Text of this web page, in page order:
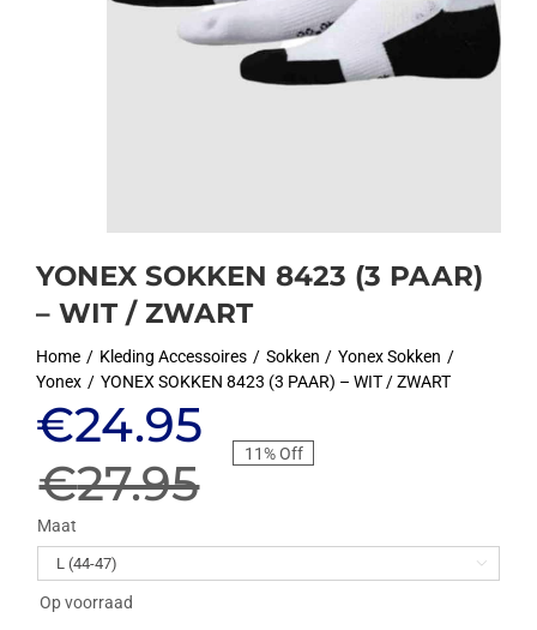
YONEX SOKKEN 8423 (3 PAAR)
– WIT / ZWART
Home Kleding Accessoires Sokken
Yonex Sokken
Yonex
YONEX SOKKEN 8423 (3 PAAR) – WIT / ZWART
€27.95
Oorspronkelijke
prijs
was:
€27.95.
€24.95
Huidige
prijs
is:
€24.95.
11% Off
Maat

Op voorraad